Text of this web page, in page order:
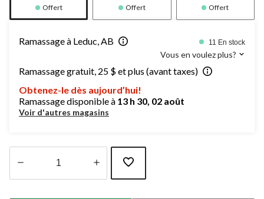
Offert Offert Offert
Ramassage à Leduc, AB 11 En stock
Vous en voulez plus?
Ramassage gratuit, 25 $ et plus (avant taxes)
Obtenez-le dès aujourd’hui!
Ramassage disponible à 13 h 30, 02 août
Voir d'autres magasins